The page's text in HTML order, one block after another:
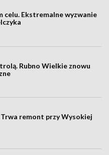
celu. Ekstremalne wyzwanie
Rubno Wielkie znowu
Trwa remont przy Wysokiej